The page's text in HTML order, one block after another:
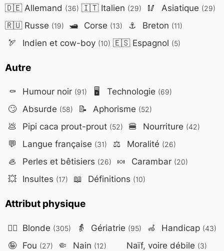
🇩🇪Allemand (36) 🇮🇹Italien (29) 🥢 Asiatique (29)
🇷🇺Russe (19) 🛥️ Corse (13) ⚓ Breton (11)
🏹 Indien et cow-boy (10) 🇪🇸Espagnol (5)
Autre
⚰️ Humour noir (91) 🖥️ Technologie (69)
🙄 Absurde (58) 📝 Aphorisme (52)
💩 Pipi caca prout-prout (52) 🍔 Nourriture (42)
💬 Langue française (31) ⚖️ Moralité (26)
🦪 Perles et bêtisiers (26) 🍬 Carambar (20)
💥 Insultes (17) 📖 Définitions (10)
Attribut physique
👱‍♀️ Blonde (305) 👵 Gériatrie (95) 🦽 Handicap (43)
🤪 Fou (27) 🤏 Nain (12) Naïf, voire débile (3)